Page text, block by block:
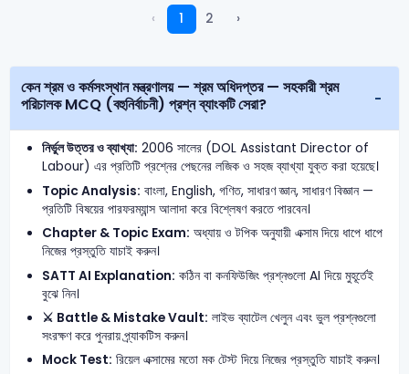
‹ 1 2 ›
কেন শ্রম ও কর্মসংস্থান মন্ত্রণালয় — শ্রম অধিদপ্তর — সহকারী শ্রম
পরিচালক MCQ (বহুনির্বাচনী) প্রশ্ন ব্যাংকটি সেরা?
নির্ভুল উত্তর ও ব্যাখ্যা: 2006 সালের (DOL Assistant Director of
Labour) এর প্রতিটি প্রশ্নের পেছনের লজিক ও সহজ ব্যাখ্যা যুক্ত করা হয়েছে।
Topic Analysis: বাংলা, English, গণিত, সাধারণ জ্ঞান, সাধারণ বিজ্ঞান —
প্রতিটি বিষয়ের পারফরম্যান্স আলাদা করে বিশ্লেষণ করতে পারবেন।
Chapter & Topic Exam: অধ্যায় ও টপিক অনুযায়ী এক্সাম দিয়ে ধাপে ধাপে
নিজের প্রস্তুতি যাচাই করুন।
SATT AI Explanation: কঠিন বা কনফিউজিং প্রশ্নগুলো AI দিয়ে মুহূর্তেই
বুঝে নিন।
⚔️ Battle & Mistake Vault: লাইভ ব্যাটেল খেলুন এবং ভুল প্রশ্নগুলো
সংরক্ষণ করে পুনরায় প্র্যাকটিস করুন।
Mock Test: রিয়েল এক্সামের মতো মক টেস্ট দিয়ে নিজের প্রস্তুতি যাচাই করুন।